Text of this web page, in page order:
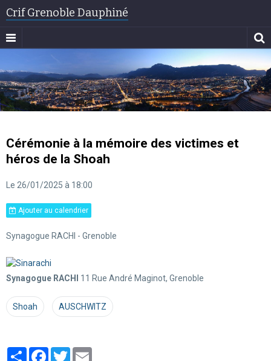
Crif Grenoble Dauphiné
Cérémonie à la mémoire des victimes et
héros de la Shoah
Le 26/01/2025 à 18:00
Ajouter au calendrier
Synagogue RACHI - Grenoble
Synagogue RACHI 11 Rue André Maginot, Grenoble
Shoah AUSCHWITZ
PartagerFacebook
Twitter